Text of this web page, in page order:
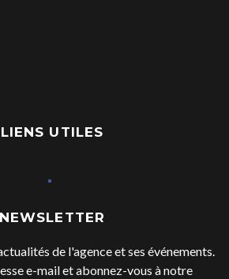
LIENS UTILES
NEWSLETTER
de l'agence et ses événements.
e-mail et abonnez-vous à notre